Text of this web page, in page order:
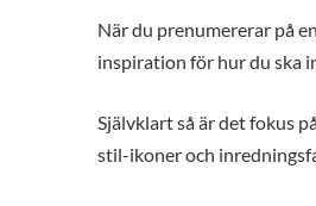
När du prenumererar på
inspiration för hur du ska
Självklart så är det fokus
stil-ikoner och